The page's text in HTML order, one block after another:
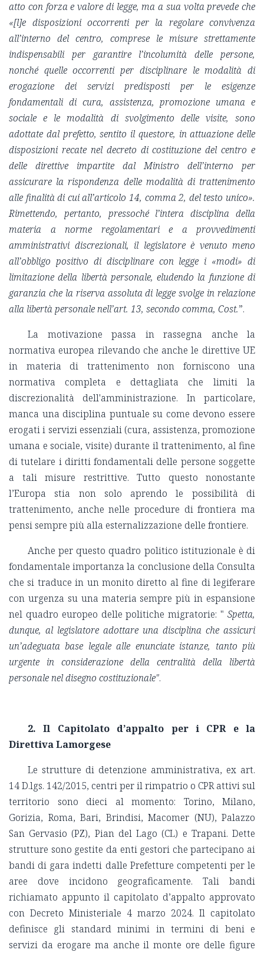
atto con forza e valore di legge, ma a sua volta prevede che
«[l]e disposizioni occorrenti per la regolare convivenza
all’interno del centro, comprese le misure strettamente
indispensabili per garantire l’incolumità delle persone,
nonché quelle occorrenti per disciplinare le modalità di
erogazione dei servizi predisposti per le esigenze
fondamentali di cura, assistenza, promozione umana e
sociale e le modalità di svolgimento delle visite, sono
adottate dal prefetto, sentito il questore, in attuazione delle
disposizioni recate nel decreto di costituzione del centro e
delle direttive impartite dal Ministro dell’interno per
assicurare la rispondenza delle modalità di trattenimento
alle finalità di cui all’articolo 14, comma 2, del testo unico».
Rimettendo, pertanto, pressoché l’intera disciplina della
materia a norme regolamentari e a provvedimenti
amministrativi discrezionali, il legislatore è venuto meno
all’obbligo positivo di disciplinare con legge i «modi» di
limitazione della libertà personale, eludendo la funzione di
garanzia che la riserva assoluta di legge svolge in relazione
alla libertà personale nell’art. 13, secondo comma, Cost.”.
La motivazione passa in rassegna anche la
normativa europea rilevando che anche le direttive UE
in materia di trattenimento non forniscono una
normativa completa e dettagliata che limiti la
discrezionalità dell'amministrazione. In particolare,
manca una disciplina puntuale su come devono essere
erogati i servizi essenziali (cura, assistenza, promozione
umana e sociale, visite) durante il trattenimento, al fine
di tutelare i diritti fondamentali delle persone soggette
a tali misure restrittive. Tutto questo nonostante
l’Europa stia non solo aprendo le possibilità di
trattenimento, anche nelle procedure di frontiera ma
pensi sempre più alla esternalizzazione delle frontiere.
Anche per questo quadro politico istituzionale è di
fondamentale importanza la conclusione della Consulta
che si traduce in un monito diretto al fine di legiferare
con urgenza su una materia sempre più in espansione
nel quadro europeo delle politiche migratorie: " Spetta,
dunque, al legislatore adottare una disciplina che assicuri
un’adeguata base legale alle enunciate istanze, tanto più
urgente in considerazione della centralità della libertà
personale nel disegno costituzionale".
2. Il Capitolato d’appalto per i CPR e la
Direttiva Lamorgese
Le strutture di detenzione amministrativa, ex art.
14 D.lgs. 142/2015, centri per il rimpatrio o CPR attivi sul
territorio sono dieci al momento: Torino, Milano,
Gorizia, Roma, Bari, Brindisi, Macomer (NU), Palazzo
San Gervasio (PZ), Pian del Lago (CL) e Trapani. Dette
strutture sono gestite da enti gestori che partecipano ai
bandi di gara indetti dalle Prefetture competenti per le
aree dove incidono geograficamente. Tali bandi
richiamato appunto il capitolato d’appalto approvato
con Decreto Ministeriale 4 marzo 2024. Il capitolato
definisce gli standard minimi in termini di beni e
servizi da erogare ma anche il monte ore delle figure